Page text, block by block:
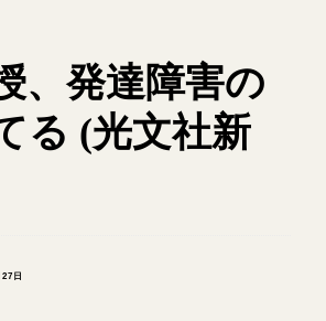
、発達障害の
る (光文社新
日